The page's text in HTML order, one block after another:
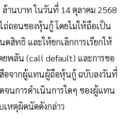
านบาท ในวันที่ 14 ตุลาคม 2568
ถอนของหุ้นกู้ โดยไม่ให้ถือเป็น
สิทธิ และให้ยกเลิกการเรียกให้
ยพลัน (call default) และการขอ
อจากผู้แทนผู้ถือหุ้นกู้ ฉบับลงวันที่
จนการดำเนินการใดๆ ของผู้แทน
หตุผิดนัดดังกล่าว